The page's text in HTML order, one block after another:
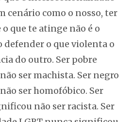
cenário como o nosso, ter
que te atinge não é o
defender o que violenta o
do outro. Ser pobre
ser machista. Ser negro
ser homofóbico. Ser
não ser racista. Ser